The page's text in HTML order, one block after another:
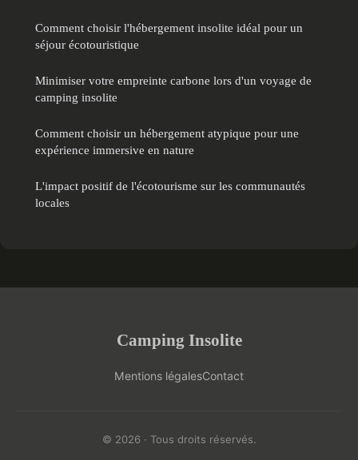
Comment choisir l'hébergement insolite idéal pour un
séjour écotouristique
Minimiser votre empreinte carbone lors d'un voyage de
camping insolite
Comment choisir un hébergement atypique pour une
expérience immersive en nature
L'impact positif de l'écotourisme sur les communautés
locales
Camping Insolite
Mentions légalesContact
© 2026 · Tous droits réservés.